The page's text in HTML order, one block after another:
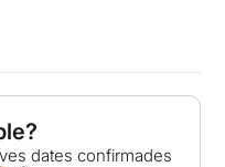
dates confirmades